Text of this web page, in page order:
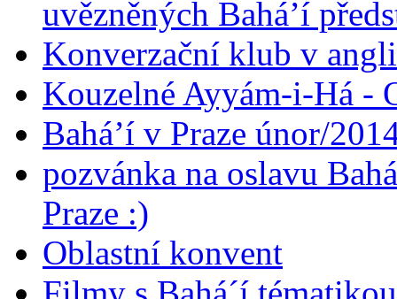
uvězněných Bahá’í
Konverzační klub v
Kouzelné Ayyám-i-Há -
Bahá’í v Praze únor/
pozvánka na oslavu
Praze :)
Oblastní konvent